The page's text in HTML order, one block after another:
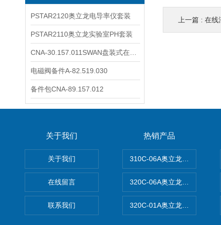
PSTAR2120奥立龙电导率仪套装
PSTAR2110奥立龙实验室PH套装
电磁阀备件A-82.519.030
备件包CNA-89.157.012
上一篇 : 在线浊
关于我们
关于我们
在线留言
联系我们
热销产品
310C-06A奥立龙实验室台式
320C-06A奥立龙实验室便携
320C-01A奥立龙实验室便携